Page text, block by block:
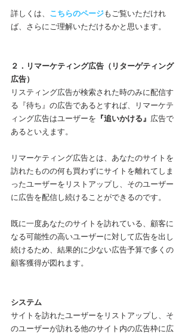
詳しくは、 こちらのページもご覧いただけれ
ば、さらにご理解いただけるかと思います。
２．リマーケティング広告（リターゲティング
広告）
リスティング広告が検索された時のみに配信す
る『待ち』の広告であるとすれば、リマーケテ
ィング広告はユーザーを 『追いかける』 広告で
あるといえます。
リマーケティング広告とは、あなたのサイトを
訪れたものの何も買わずにサイトを離れてしま
ったユーザーをリストアップし、そのユーザー
に広告を配信し続けることができるのです。
既に一度あなたのサイトを訪れている、顧客に
なる可能性の高いユーザーに対して広告を出し
続けるため、結果的に少ない広告予算で多くの
顧客獲得が図れます。
システム
サイトを訪れたユーザーをリストアップし、そ
のユーザーが訪れる他のサイト内の広告枠に広